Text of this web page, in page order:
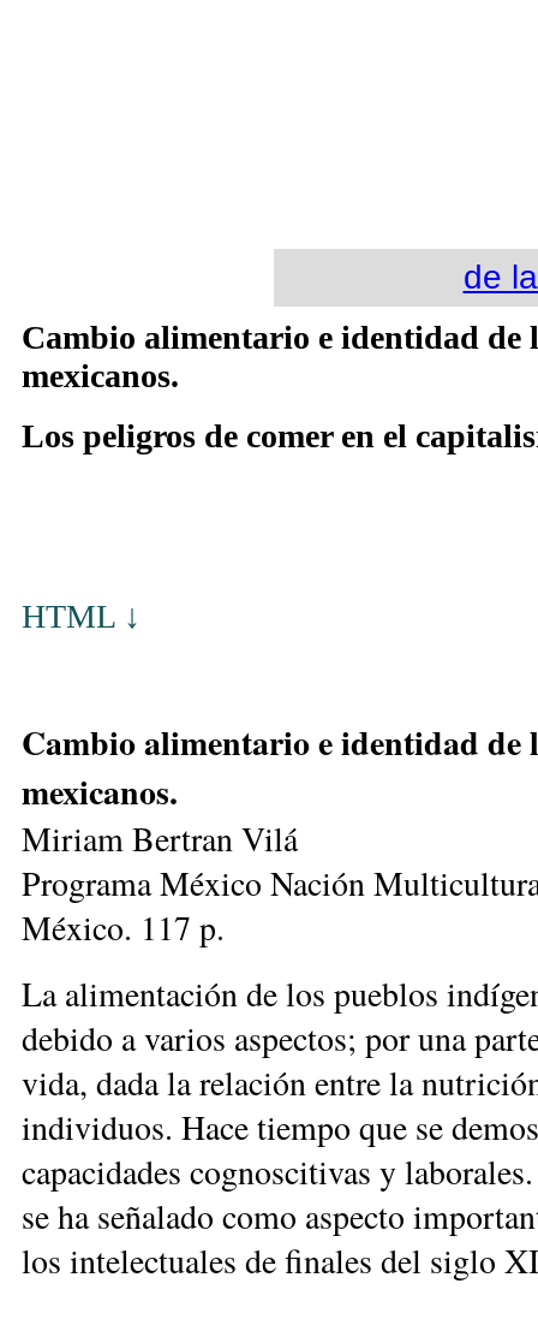
de
Cambio alimentario e identidad de
mexicanos.
Los peligros de comer en el
HTML ↓
Cambio alimentario e identidad de
mexicanos.
Miriam Bertran Vilá
Programa México Nación
México. 117 p.
La alimentación de los pueblos
debido a varios aspectos; por una
vida, dada la relación entre la
individuos. Hace tiempo que se
capacidades cognoscitivas y
se ha señalado como aspecto
los intelectuales de finales del siglo